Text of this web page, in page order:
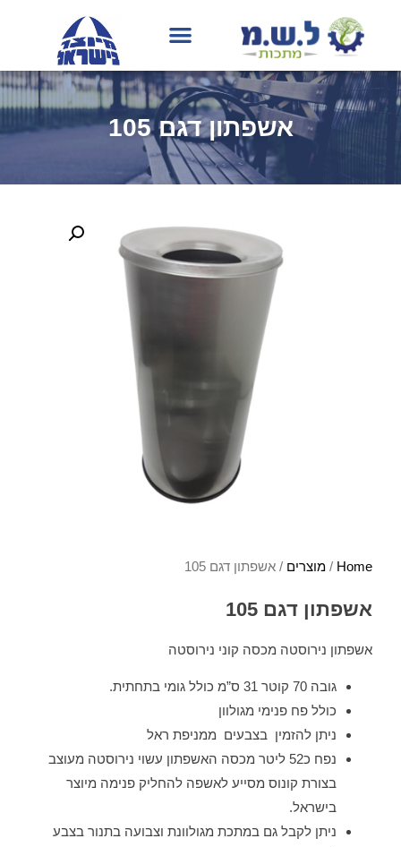
אשפתון דגם 105
Home
/מוצרים / אשפתון דגם 105
אשפתון דגם 105
אשפתון נירוסטה מכסה קוני נירוסטה
גובה 70 קוטר 31 ס”מ כולל גומי בתחתית.
כולל פח פנימי מגולוון
ניתן להזמין בצבעים ממניפת ראל
נפח כ52 ליטר מכסה האשפתון עשוי נירוסטה מעוצב
בצורת קונוס מסייע לאשפה להחליק פנימה מיוצר
בישראל.
ניתן לקבל גם במתכת מגולוונת וצבועה בתנור בצבע